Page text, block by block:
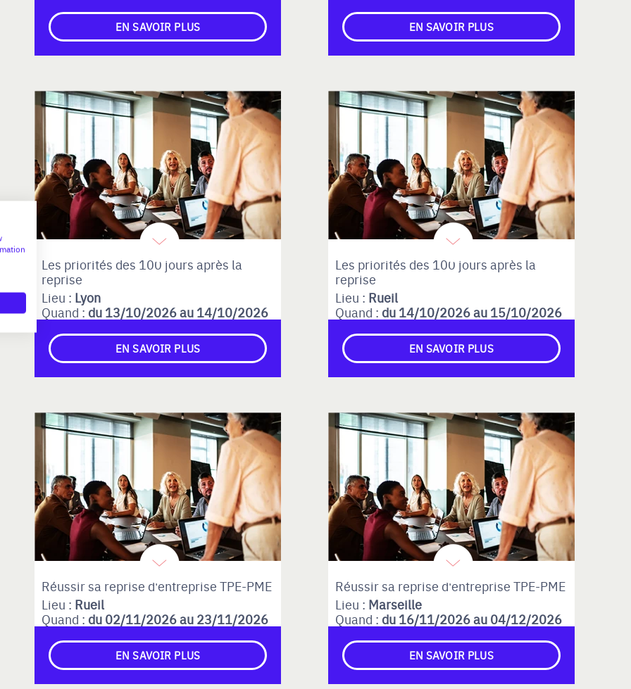
EN SAVOIR PLUS EN SAVOIR PLUS
Les priorités des 100 jours après la
reprise
Lieu : Lyon
Quand : du 13/10/2026 au 14/10/2026
EN SAVOIR PLUS
Les priorités des 100 jours après la
reprise
Lieu : Rueil
Quand : du 14/10/2026 au 15/10/2026
EN SAVOIR PLUS
Réussir sa reprise d'entreprise TPE-PME
Lieu : Rueil
Quand : du 02/11/2026 au 23/11/2026
EN SAVOIR PLUS
Réussir sa reprise d'entreprise TPE-PME
Lieu : Marseille
Quand : du 16/11/2026 au 04/12/2026
EN SAVOIR PLUS